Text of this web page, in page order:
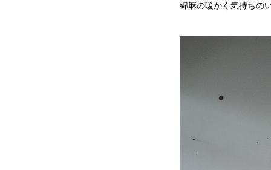
綿麻の暖かく気持ちの